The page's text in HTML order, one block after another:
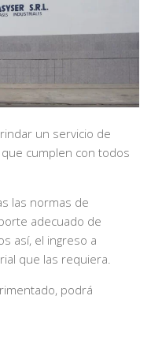
un servicio de
cumplen con todos
las normas de
adecuado de
así, el ingreso a
que las requiera.
podrá